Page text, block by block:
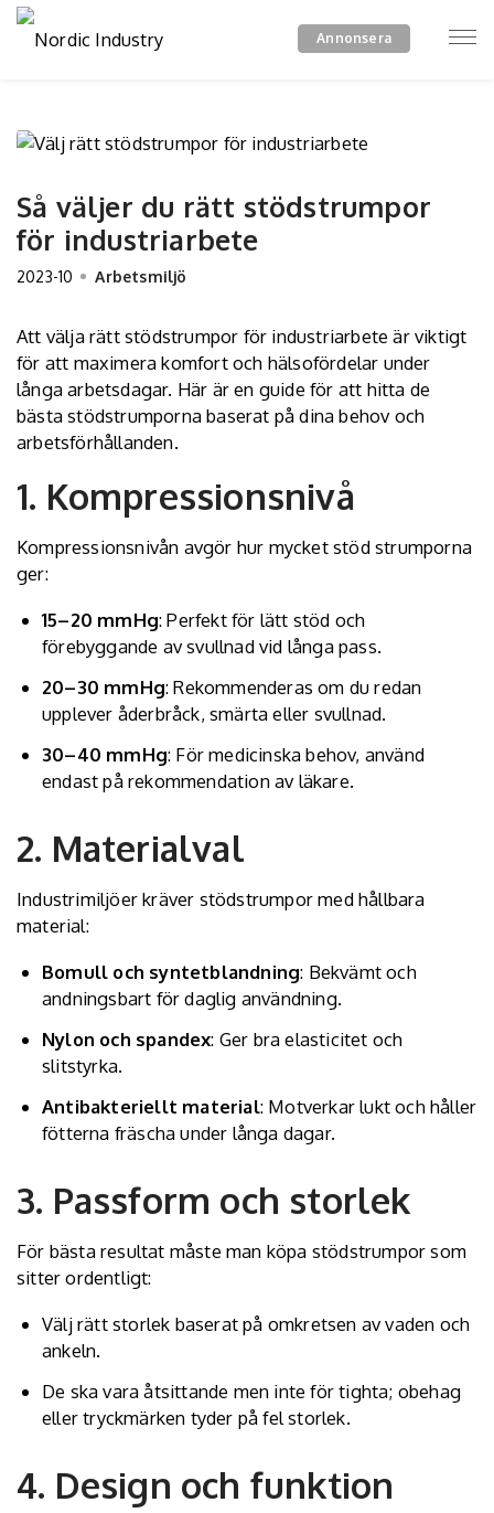
Annonsera
Så väljer du rätt stödstrumpor
för industriarbete
2023-10 Arbetsmiljö
Att välja rätt stödstrumpor för industriarbete är viktigt
för att maximera komfort och hälsofördelar under
långa arbetsdagar. Här är en guide för att hitta de
bästa stödstrumporna baserat på dina behov och
arbetsförhållanden.
1. Kompressionsnivå
Kompressionsnivån avgör hur mycket stöd strumporna
ger:
15–20 mmHg: Perfekt för lätt stöd och
förebyggande av svullnad vid långa pass.
20–30 mmHg: Rekommenderas om du redan
upplever åderbråck, smärta eller svullnad.
30–40 mmHg: För medicinska behov, använd
endast på rekommendation av läkare.
2. Materialval
Industrimiljöer kräver stödstrumpor med hållbara
material:
Bomull och syntetblandning: Bekvämt och
andningsbart för daglig användning.
Nylon och spandex: Ger bra elasticitet och
slitstyrka.
Antibakteriellt material: Motverkar lukt och håller
fötterna fräscha under långa dagar.
3. Passform och storlek
För bästa resultat måste man köpa stödstrumporsom
sitter ordentligt:
Välj rätt storlek baserat på omkretsen av vaden och
ankeln.
De ska vara åtsittande men inte för tighta; obehag
eller tryckmärken tyder på fel storlek.
4. Design och funktion